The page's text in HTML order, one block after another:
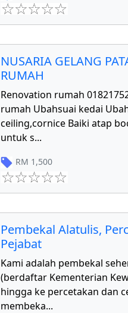
NUSARIA GELANG
RUMAH
Renovation rumah
rumah Ubahsuai kedai
ceiling,cornice Baiki atap
untuk s...
RM 1,500
Pembekal Alatulis,
Pejabat
Kami adalah pembekal
(berdaftar Kementerian
hingga ke percetakan dan
membeka...